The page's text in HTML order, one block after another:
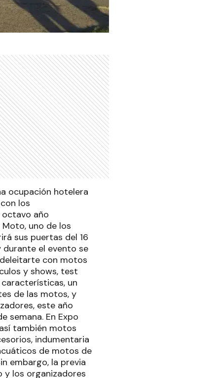
ocupación hotelera
los
octavo año
uno de los
sus puertas del 16
durante el evento se
con motos
y shows, test
un
de las motos, y
este año
semana. En Expo
también motos
indumentaria
de motos de
embargo, la previa
y los organizadores